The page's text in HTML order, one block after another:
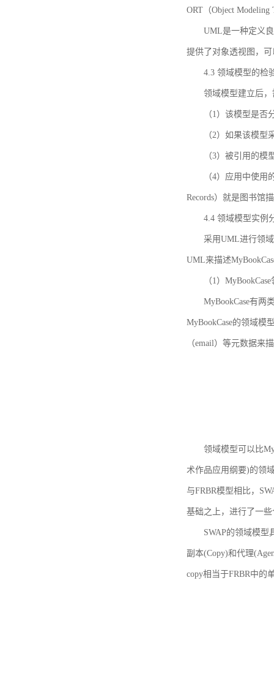
ORT（Object
UML是一种定义
提供了对象透视图，
4.3 领域模型的检
领域模型建立后
（1）该模型是
（2）如果该模
（3）被引用的模
（4）应用中使用
Records）就是图书馆
4.4 领域模型实例
采用UML进行领
UML来描述
（1）
MyBookCase有两
MyBookCase的领域模
（email）等元数据来
领域模型可以比
术作品应用纲要)的领
与FRBR模型相比，
基础之上，进行了一
SWAP的领域模型
副本(Copy)和代理
copy相当于FRBR中的